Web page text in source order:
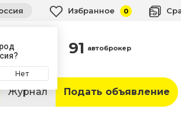
Нет
Избранное 0
91 автоброкер
Журнал Подать объявление